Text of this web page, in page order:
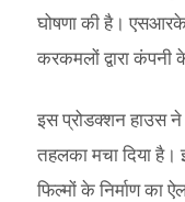
घोषणा की है।
करकमलों द्वारा
इस प्रोडक्शन हाउस
तहलका मचा दिया
फिल्मों के निर्माण का